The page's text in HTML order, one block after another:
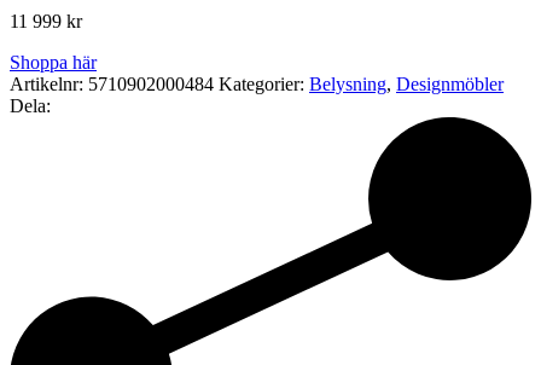
11 999 kr
Shoppa här
Artikelnr: 5710902000484 Kategorier: Belysning, Designmöbler
Dela: